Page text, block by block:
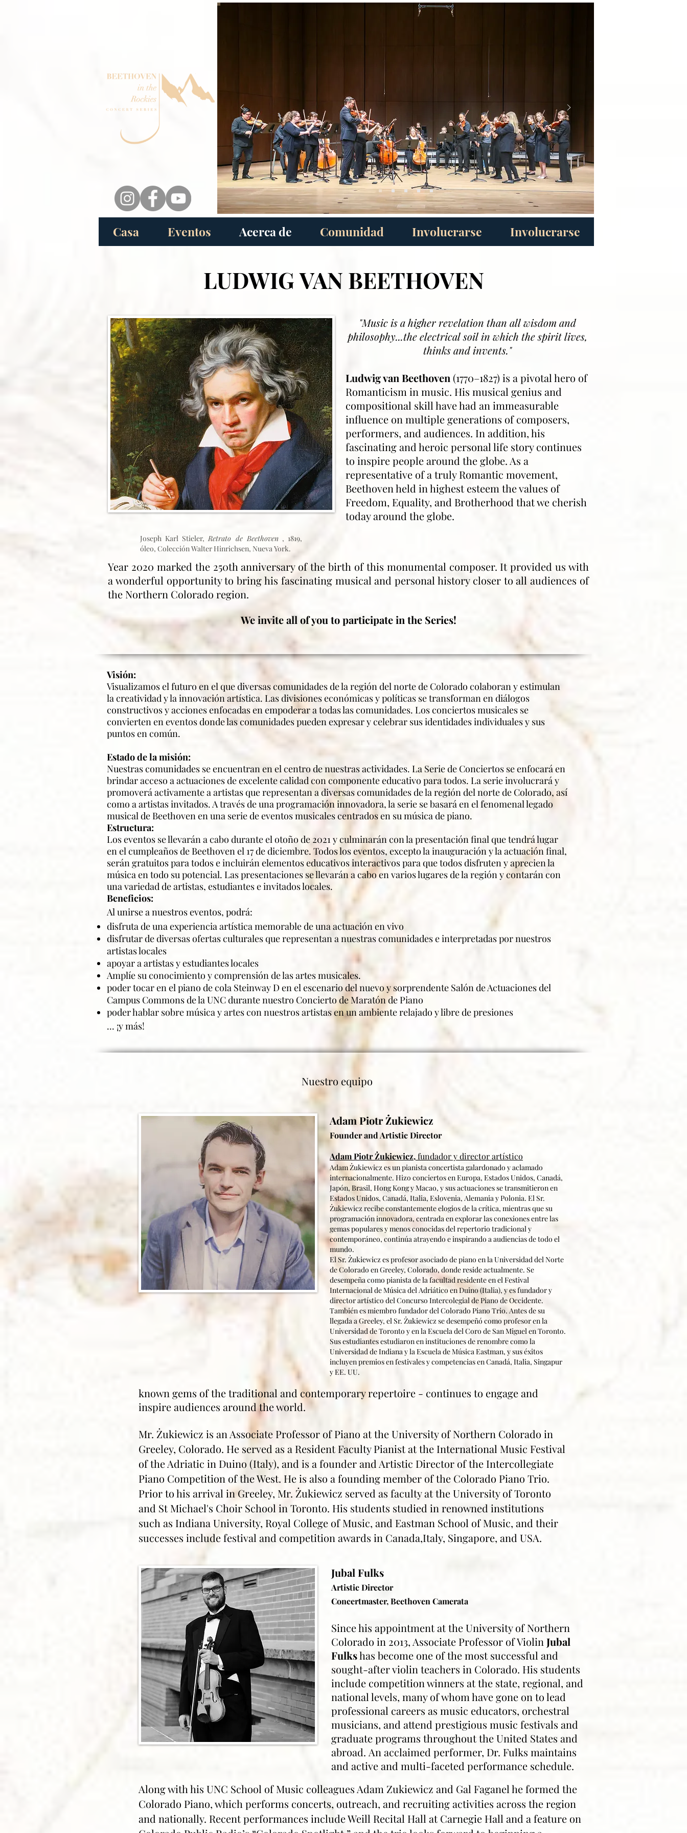
Casa Eventos Acerca de Comunidad Involucrarse Involucrarse
LUDWIGVAN BEETHOVEN
"Music is a higher revelation than all wisdom and
philosophy...the electrical soil in which the spirit lives,
thinks and invents."
Ludwig van Beethoven (1770–1827) is a pivotal hero of
Romanticism in music. His musical genius and
compositional skill have had an immeasurable
influence on multiple generations of composers,
performers, and audiences. In addition, his
fascinating and heroic personal life story continues
to inspire people around the globe. As a
representative of a truly Romantic movement,
Beethoven held in highest esteem the values of
Freedom, Equality, and Brotherhood that we cherish
today around the globe.
Joseph Karl Stieler,Retrato de Beethoven, 1819,
óleo, Colección Walter Hinrichsen, Nueva York.
Year 2020 marked the 250th anniversary of the birth of this monumental composer. It provided us with
a wonderful opportunity to bring his fascinating musical and personal history closer to all audiences of
the Northern Colorado region.
We invite all of you to participate in the Series!
Visión:
Visualizamos el futuro en el que diversas comunidades de la región del norte de Colorado colaboran y estimulan
la creatividad y la innovación artística. Las divisiones económicas y políticas se transforman en diálogos
constructivos y acciones enfocadas en empoderar a todas las comunidades. Los conciertos musicales se
convierten en eventos donde las comunidades pueden expresar y celebrar sus identidades individuales y sus
puntos en común.
Estado de la misión:
Nuestras comunidades se encuentran en el centro de nuestras actividades. La Serie de Conciertos se enfocará en
brindar acceso a actuaciones de excelente calidad con componente educativo para todos. La serie involucrará y
promoverá activamente a artistas que representan a diversas comunidades de la región del norte de Colorado, así
como a artistas invitados. A través de una programación innovadora, la serie se basará en el fenomenal legado
musical de Beethoven en una serie de eventos musicales centrados en su música de piano.
Estructura:
Los eventos se llevarán a cabo durante el otoño de 2021 y culminarán con la presentación final que tendrá lugar
en el cumpleaños de Beethoven el 17 de diciembre. Todos los eventos, excepto la inauguración y la actuación final,
serán gratuitos para todos e incluirán elementos educativos interactivos para que todos disfruten y aprecien la
música en todo su potencial. Las presentaciones se llevarán a cabo en varios lugares de la región y contarán con
una variedad de artistas, estudiantes e invitados locales.
Beneficios:
Al unirse a nuestros eventos, podrá:
disfruta de una experiencia artística memorable de una actuación en vivo
disfrutar de diversas ofertas culturales que representan a nuestras comunidades e interpretadas por nuestros
artistas locales
apoyar a artistas y estudiantes locales
Amplíe su conocimiento y comprensión de las artes musicales.
poder tocar en el piano de cola Steinway D en el escenario del nuevo y sorprendente Salón de Actuaciones del
Campus Commons de la UNC durante nuestro Concierto de Maratón de Piano
poder hablar sobre música y artes con nuestros artistas en un ambiente relajado y libre de presiones
... ¡y más!
Nuestro equipo
Adam Piotr Żukiewicz
Founder and Artistic Director
Adam Piotr Żukiewicz,fundador y director artístico
Adam Żukiewicz es un pianista concertista galardonado y aclamado
internacionalmente. Hizo conciertos en Europa, Estados Unidos, Canadá,
Japón, Brasil, Hong Kong y Macao, y sus actuaciones se transmitieron en
Estados Unidos, Canadá, Italia, Eslovenia, Alemania y Polonia. El Sr.
Żukiewicz recibe constantemente elogios de la crítica, mientras que su
programación innovadora, centrada en explorar las conexiones entre las
gemas populares y menos conocidas del repertorio tradicional y
contemporáneo, continúa atrayendo e inspirando a audiencias de todo el
mundo.
El Sr. Żukiewicz es profesor asociado de piano en la Universidad del Norte
de Colorado en Greeley, Colorado, donde reside actualmente. Se
desempeña como pianista de la facultad residente en el Festival
Internacional de Música del Adriático en Duino (Italia), y es fundador y
director artístico del Concurso Intercolegial de Piano de Occidente.
También es miembro fundador del Colorado Piano Trio. Antes de su
llegada a Greeley, el Sr. Żukiewicz se desempeñó como profesor en la
Universidad de Toronto y en la Escuela del Coro de San Miguel en Toronto.
Sus estudiantes estudiaron en instituciones de renombre como la
Universidad de Indiana y la Escuela de Música Eastman, y sus éxitos
incluyen premios en festivales y competencias en Canadá, Italia, Singapur
y EE. UU.
known gems of the traditional and contemporary repertoire - continues to engage and
inspire audiences around the world.
Mr. Żukiewicz is an Associate Professor of Piano at the University of Northern Colorado in
Greeley, Colorado. He served as a Resident Faculty Pianist at the International Music Festival
of the Adriatic in Duino (Italy), and is a founder and Artistic Director of the Intercollegiate
Piano Competition of the West. He is also a founding member of the Colorado Piano Trio.
Prior to his arrival in Greeley, Mr. Żukiewicz served as faculty at the University of Toronto
and St Michael's Choir School in Toronto. His students studied in renowned institutions
such as Indiana University, Royal College of Music, and Eastman School of Music, and their
successes include festival and competition awards in Canada,Italy, Singapore, and USA.
Jubal Fulks
Artistic Director
Concertmaster, Beethoven Camerata
Since his appointment at the University of Northern
Colorado in 2013, Associate Professor of Violin Jubal
Fulkshas become one of the most successful and
sought-after violin teachers in Colorado. His students
include competition winners at the state, regional, and
national levels, many of whom have gone on to lead
professional careers as music educators, orchestral
musicians, and attend prestigious music festivals and
graduate programs throughout the United States and
abroad. An acclaimed performer, Dr. Fulks maintains
and active and multi-faceted performance schedule.
Along with his UNC School of Music colleagues Adam Zukiewicz and Gal Faganel he formed the
Colorado Piano, which performs concerts, outreach, and recruiting activities across the region
and nationally. Recent performances include Weill Recital Hall at Carnegie Hall and a feature on